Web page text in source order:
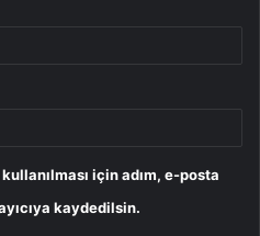
için adım, e-posta
kaydedilsin.